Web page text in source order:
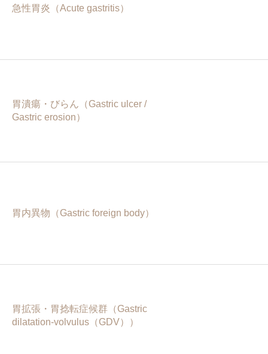
急性胃炎（Acute gastritis）
胃潰瘍・びらん（Gastric ulcer /
Gastric erosion）
胃内異物（Gastric foreign body）
胃拡張・胃捻転症候群（Gastric
dilatation-volvulus（GDV））